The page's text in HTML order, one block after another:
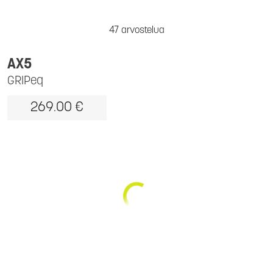
47 arvostelua
GRIPeq
AX5
269.00 €